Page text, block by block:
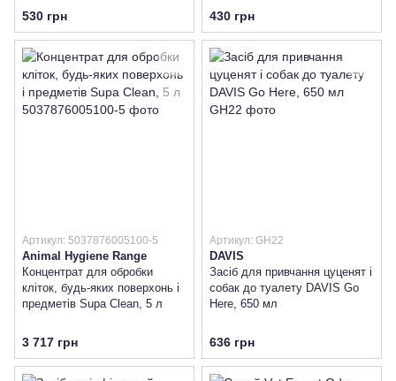
530 грн 430 грн
Артикул: 5037876005100-5
Animal Hygiene Range
Концентрат для обробки
кліток, будь-яких поверхонь і
предметів Supa Clean, 5 л
3 717 грн
Артикул: GH22
DAVIS
Засіб для привчання цуценят і
собак до туалету DAVIS Go
Here, 650 мл
636 грн